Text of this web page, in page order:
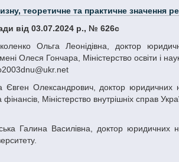
теоретичне та практичне значення
від 03.07.2024 р., № 626с
Олеся Гончара, Міністерство освіти і
Міністерство внутрішніх справ